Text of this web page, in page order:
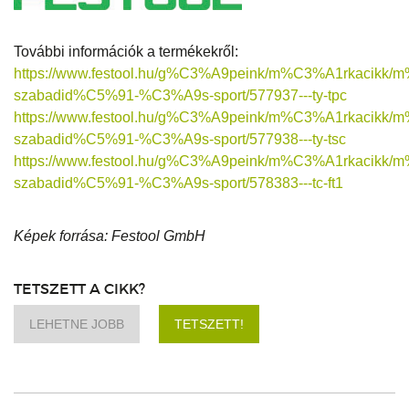
További információk a termékekről:
https://www.festool.hu/g%C3%A9peink/m%C3%A1rkacikk/
szabadid%C5%91-%C3%A9s-sport/577937---ty-tpc
https://www.festool.hu/g%C3%A9peink/m%C3%A1rkacikk/
szabadid%C5%91-%C3%A9s-sport/577938---ty-tsc
https://www.festool.hu/g%C3%A9peink/m%C3%A1rkacikk/
szabadid%C5%91-%C3%A9s-sport/578383---tc-ft1
Képek forrása: Festool GmbH
TETSZETT A CIKK?
LEHETNE JOBB TETSZETT!